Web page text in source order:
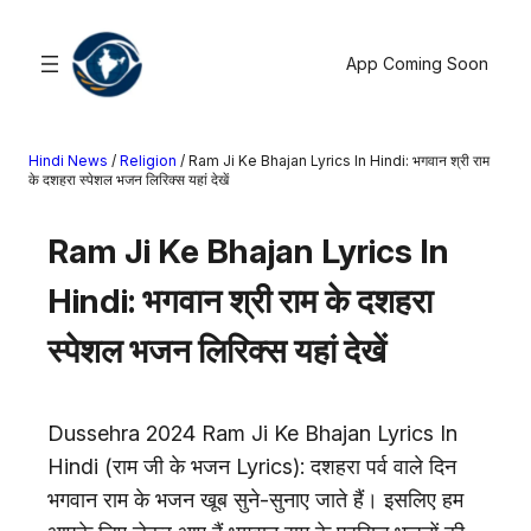
खोजें
मनोरंजन
राज्य
आस्था
करियर
अंतरराष्ट्रीय
राशिफल
App Coming Soon
Hindi News / Religion / Ram Ji Ke Bhajan Lyrics In Hindi: भगवान श्री राम
के दशहरा स्पेशल भजन लिरिक्स यहां देखें
Ram Ji Ke Bhajan Lyrics In
Hindi: भगवान श्री राम के दशहरा
स्पेशल भजन लिरिक्स यहां देखें
Dussehra 2024 Ram Ji Ke Bhajan Lyrics In
Hindi (राम जी के भजन Lyrics): दशहरा पर्व वाले दिन
भगवान राम के भजन खूब सुने-सुनाए जाते हैं। इसलिए हम